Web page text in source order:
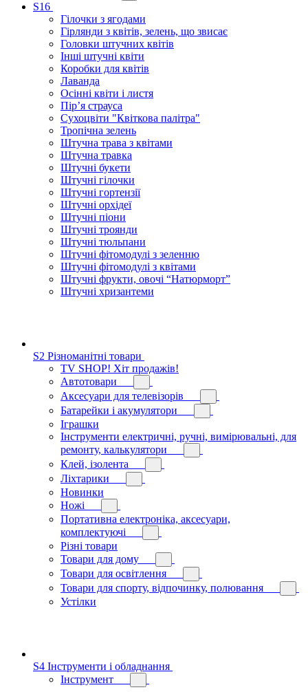
S16
Гілочки з ягодами
Гірлянди з квітів, зелень, що звисає
Головки штучних квітів
Інші штучні квіти
Коробки для квітів
Лаванда
Осінні квіти і листя
Пір’я страуса
Сухоцвіти "Квіткова палітра"
Тропічна зелень
Штучна трава з квітами
Штучна травка
Штучні букети
Штучні гілочки
Штучні гортензії
Штучні орхідеї
Штучні піони
Штучні троянди
Штучні тюльпани
Штучні фітомодулі з зеленню
Штучні фітомодулі з квітами
Штучні фрукти, овочі “Натюрморт”
Штучні хризантеми
S2 Різноманітні товари
TV SHOP! Хіт продажів!
Автотовари
Аксесуари для телевізорів
Батарейки і акумулятори
Іграшки
Інструменти електричні, ручні, вимірювальні, для
ремонту, калькулятори
Клей, ізолента
Ліхтарики
Новинки
Ножі
Портативна електроніка, аксесуари,
комплектуючі
Різні товари
Товари для дому
Товари для освітлення
Товари для спорту, відпочинку, полювання
Устілки
S4 Інструменти і обладнання
Інструмент